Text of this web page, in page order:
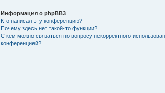
Информация о phpBB3
Кто написал эту конференцию?
Почему здесь нет такой-то функции?
С кем можно связаться по вопросу некорректного
конференцией?